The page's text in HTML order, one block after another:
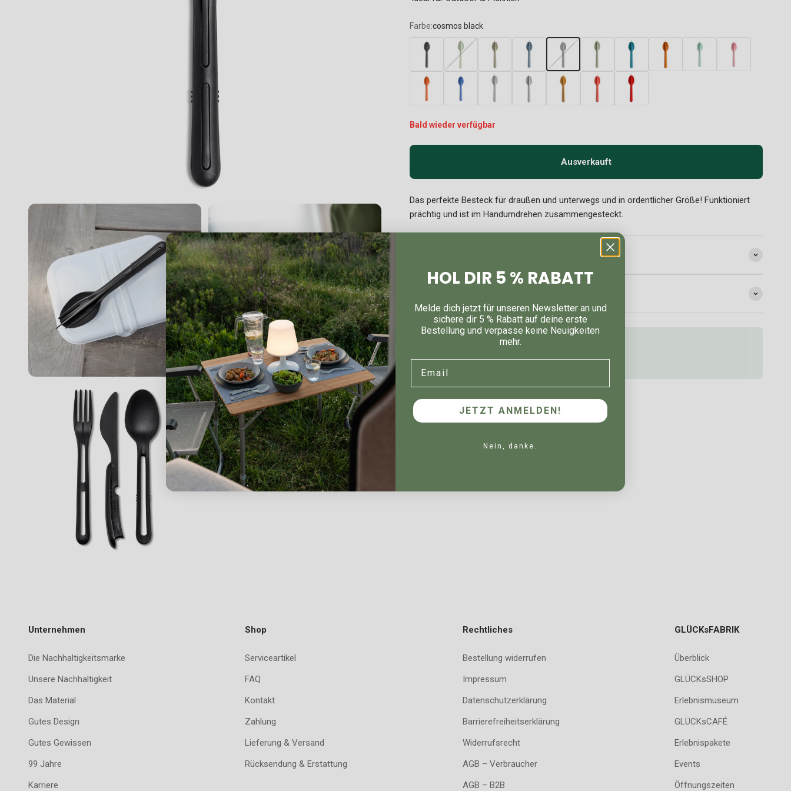
Farbe:cosmos black
Bald wieder verfügbar
Ausverkauft
Das perfekte Besteck für draußen und unterwegs und in ordentlicher Größe! Funktioniert
prächtig und ist im Handumdrehen zusammengesteckt.
Kostenloser Versand innerhalb Deutschland ab 39 Euro
Unternehmen
Die Nachhaltigkeitsmarke
Unsere Nachhaltigkeit
Das Material
Gutes Design
Gutes Gewissen
99 Jahre
Karriere
Shop
Serviceartikel
FAQ
Kontakt
Zahlung
Lieferung & Versand
Rücksendung & Erstattung
Rechtliches
Bestellung widerrufen
Impressum
Datenschutzerklärung
Barrierefreiheitserklärung
Widerrufsrecht
AGB – Verbraucher
AGB – B2B
GLÜCKsFABRIK
Überblick
GLÜCKsSHOP
Erlebnismuseum
GLÜCKsCAFÉ
Erlebnispakete
Events
Öffnungszeiten
HOL DIR 5 % RABATT
Melde dich jetzt für unseren Newsletter an und
sichere dir 5 % Rabatt auf deine erste
Bestellung und verpasse keine Neuigkeiten
mehr.
JETZT ANMELDEN!
Nein, danke.